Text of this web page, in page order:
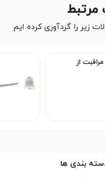
زیر را گردآوری کرده ایم
از
بندی ها